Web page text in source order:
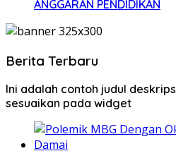
ANGGARAN PENDIDIKAN
Berita Terbaru
Ini adalah contoh judul
sesuaikan pada widget